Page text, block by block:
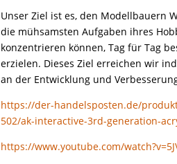
Unser Ziel ist es, den Modellbauern
die mühsamsten Aufgaben ihres
konzentrieren können, Tag für Tag
erzielen. Dieses Ziel erreichen wir
an der Entwicklung und
https://der-handelsposten.de/
502/ak-interactive-3rd-generation-
https://www.youtube.com/